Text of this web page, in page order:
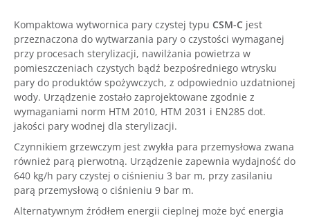
Kompaktowa wytwornica pary czystej typu CSM-C jest
przeznaczona do wytwarzania pary o czystości wymaganej
przy procesach sterylizacji, nawilżania powietrza w
pomieszczeniach czystych bądź bezpośredniego wtrysku
pary do produktów spożywczych, z odpowiednio uzdatnionej
wody. Urządzenie zostało zaprojektowane zgodnie z
wymaganiami norm HTM 2010, HTM 2031 i EN285 dot.
jakości pary wodnej dla sterylizacji.
Czynnikiem grzewczym jest zwykła para przemysłowa zwana
również parą pierwotną. Urządzenie zapewnia wydajność do
640 kg/h pary czystej o ciśnieniu 3 bar m, przy zasilaniu
parą przemysłową o ciśnieniu 9 bar m.
Alternatywnym źródłem energii cieplnej może być energia